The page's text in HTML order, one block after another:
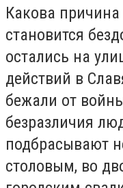
Какова причина
становится
остались на
действий в
бежали от
безразличия
подбрасывают
столовым, во